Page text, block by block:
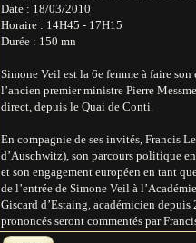
Date : 18/03/2010
Horaire : 14H45 - 17H15
Durée : 150 mn
Simone Veil est la 6e femme à faire
l’ancien premier ministre Pierre
direct, depuis le Quai de Conti.
En compagnie de ses invités, Francis
d’Auschwitz), son parcours politique
et son engagement européen en tant
de l’entrée de Simone Veil à
Giscard d’Estaing, académicien
prononcés seront commentés par